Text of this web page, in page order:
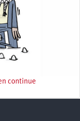
continue